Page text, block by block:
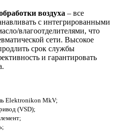
воздуха – все
с интегрированными
влагоотделителями, что
сети. Высокое
срок службы
и гарантировать
Elektronikon MkV;
(VSD);